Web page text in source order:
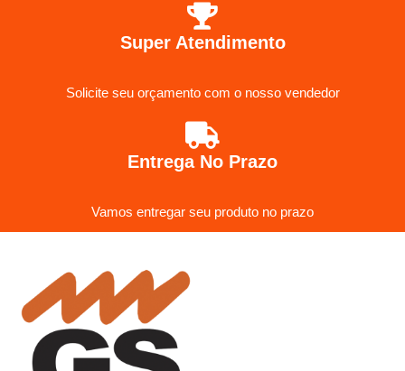
Super Atendimento
Solicite seu orçamento com o nosso vendedor
Entrega No Prazo
Vamos entregar seu produto no prazo